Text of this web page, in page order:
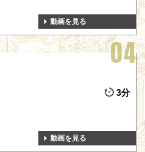
動画を見る
3分
動画を見る